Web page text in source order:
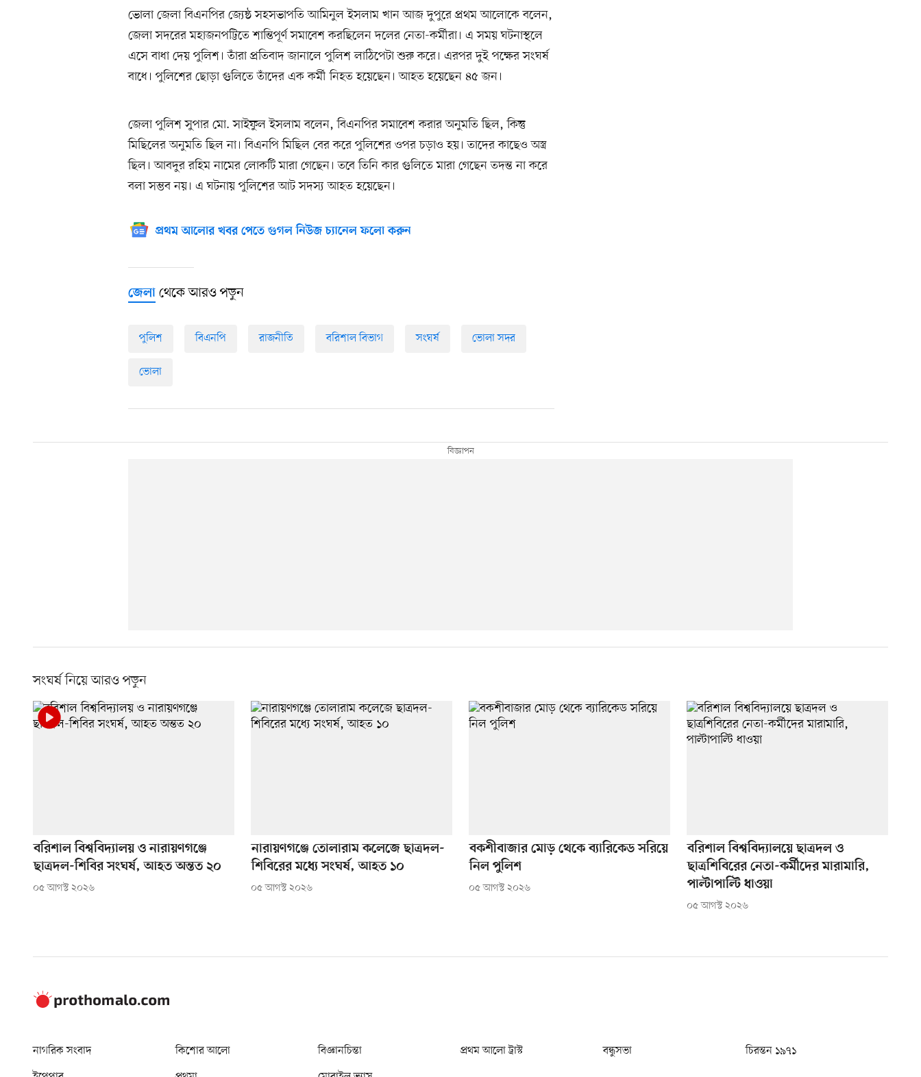
ভোলা জেলা বিএনপির জ্যেষ্ঠ সহসভাপতি আমিনুল ইসলাম খান আজ দুপুরে প্রথম আলোকে বলেন,
জেলা সদরের মহাজনপট্টিতে শান্তিপূর্ণ সমাবেশ করছিলেন দলের নেতা-কর্মীরা। এ সময় ঘটনাস্থলে
এসে বাধা দেয় পুলিশ। তাঁরা প্রতিবাদ জানালে পুলিশ লাঠিপেটা শুরু করে। এরপর দুই পক্ষের সংঘর্ষ
বাধে। পুলিশের ছোড়া গুলিতে তাঁদের এক কর্মী নিহত হয়েছেন। আহত হয়েছেন ৪৫ জন।
জেলা পুলিশ সুপার মো. সাইফুল ইসলাম বলেন, বিএনপির সমাবেশ করার অনুমতি ছিল, কিন্তু
মিছিলের অনুমতি ছিল না। বিএনপি মিছিল বের করে পুলিশের ওপর চড়াও হয়। তাদের কাছেও অস্ত্র
ছিল। আবদুর রহিম নামের লোকটি মারা গেছেন। তবে তিনি কার গুলিতে মারা গেছেন তদন্ত না করে
বলা সম্ভব নয়। এ ঘটনায় পুলিশের আট সদস্য আহত হয়েছেন।
প্রথম আলোর খবর পেতে গুগল নিউজ চ্যানেল ফলো করুন
জেলা থেকে আরও পড়ুন
পুলিশ বিএনপি রাজনীতি বরিশাল বিভাগ সংঘর্ষ ভোলা সদর
ভোলা
সংঘর্ষ নিয়ে আরও পড়ুন
বরিশাল বিশ্ববিদ্যালয় ও নারায়ণগঞ্জে
ছাত্রদল-শিবির সংঘর্ষ, আহত অন্তত ২০
০৫ আগস্ট ২০২৬
নারায়ণগঞ্জে তোলারাম কলেজে ছাত্রদল-
শিবিরের মধ্যে সংঘর্ষ, আহত ১০
০৫ আগস্ট ২০২৬
বকশীবাজার মোড় থেকে ব্যারিকেড সরিয়ে
নিল পুলিশ
০৫ আগস্ট ২০২৬
বরিশাল বিশ্ববিদ্যালয়ে ছাত্রদল ও
ছাত্রশিবিরের নেতা-কর্মীদের মারামারি,
পাল্টাপাল্টি ধাওয়া
০৫ আগস্ট ২০২৬
নাগরিক সংবাদ কিশোর আলো বিজ্ঞানচিন্তা প্রথম আলো ট্রাস্ট বন্ধুসভা
চিরন্তন ১৯৭১